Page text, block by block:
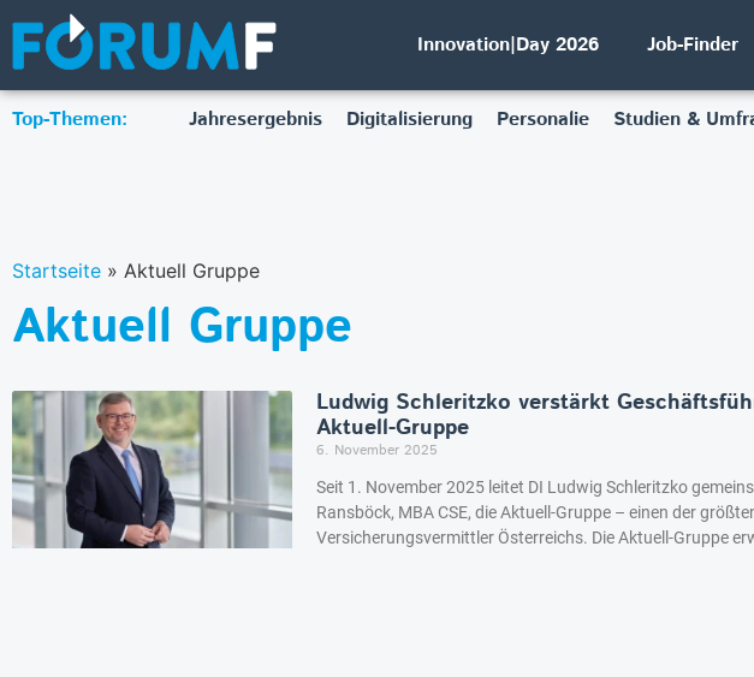
Innovation|Day 2026 Job-Finder
Top-Themen: Jahresergebnis Digitalisierung Personalie Studien &
Startseite » Aktuell Gruppe
Aktuell Gruppe
Ludwig Schleritzko verstärkt
Aktuell-Gruppe
6. November 2025
Seit 1. November 2025 leitet DI Ludwig Schleritzko
Ransböck, MBA CSE, die Aktuell-Gruppe – einen der
Versicherungsvermittler Österreichs. Die Aktuell-Gruppe